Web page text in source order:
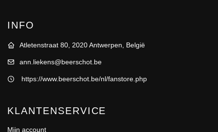
INFO
Atletenstraat 80, 2020 Antwerpen, België
ann.liekens@beerschot.be
https://www.beerschot.be/nl/fanstore.php
KLANTENSERVICE
Mijn account